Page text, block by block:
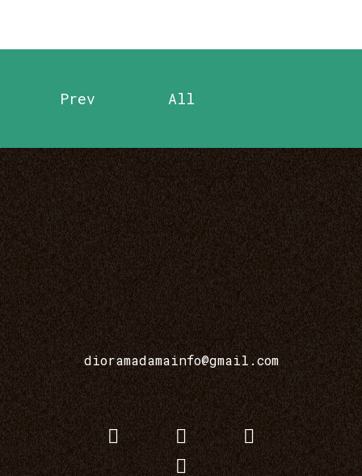
Prev All
dioramadamainfo@gmail.com